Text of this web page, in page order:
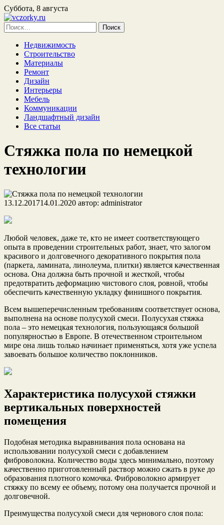
Суббота, 8 августа
Найти:
Недвижимость
Строительство
Материалы
Ремонт
Дизайн
Интерьеры
Мебель
Коммуникации
Ландшафтный дизайн
Все статьи
Стяжка пола по немецкой
технологии
13.12.201714.01.2020 автор: administrator
Любой человек, даже те, кто не имеет соответствующего
опыта в проведении строительных работ, знает, что залогом
красивого и долговечного декоративного покрытия пола
(паркета, ламината, линолеума, плитки) является качественная
основа. Она должна быть прочной и жесткой, чтобы
предотвратить деформацию чистового слоя, ровной, чтобы
обеспечить качественную укладку финишного покрытия.
Всем вышеперечисленным требованиям соответствует основа,
выполнена на основе полусухой смеси. Полусухая стяжка
пола – это немецкая технология, пользующаяся большой
популярностью в Европе. В отечественном строительном
мире она лишь только начинает применяться, хотя уже успела
завоевать большое количество поклонников.
Характеристика полусухой стяжки
вертикальных поверхностей
помещения
Подобная методика выравнивания пола основана на
использовании полусухой смеси с добавлением
фиброволокна. Количество воды здесь минимально, поэтому
качественно приготовленный раствор можно сжать в руке до
образования плотного комочка. Фиброволокно армирует
стяжку по всему ее объему, потому она получается прочной и
долговечной.
Преимущества полусухой смеси для чернового слоя пола: